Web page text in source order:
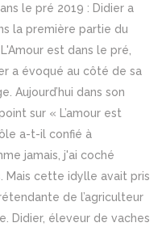
le pré 2019 : Didier a
la première partie du
est dans le pré,
a évoqué au côté de sa
Aujourd’hui dans son
sur « L’amour est
a-t-il confié à
jamais, j'ai coché
Mais cette idylle avait pris
de l’agriculteur
Didier, éleveur de vaches